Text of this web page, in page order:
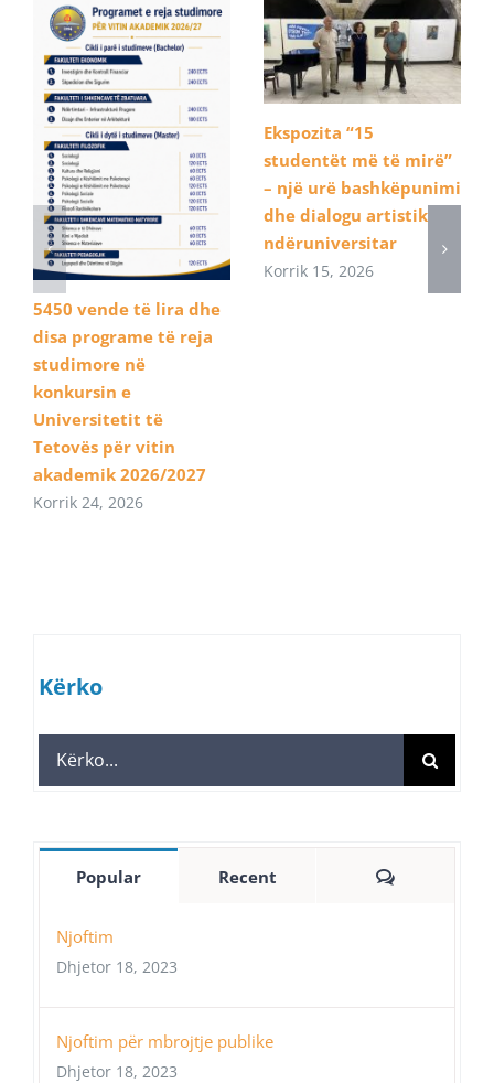
5450 vende të lira dhe
disa programe të reja
studimore në
konkursin e
Universitetit të
Tetovës për vitin
akademik 2026/2027
Korrik 24, 2026
Ekspozita “15
studentët më të mirë”
– një urë bashkëpunimi
dhe dialogu artistik
ndëruniversitar
Korrik 15, 2026
Kërko
Search
for:
Popular Recent Comments
Njoftim
Dhjetor 18, 2023
Njoftim për mbrojtje publike
Dhjetor 18, 2023